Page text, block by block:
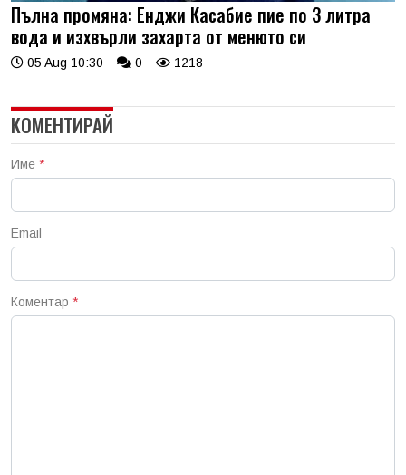
Пълна промяна: Енджи Касабие пие по 3 литра
вода и изхвърли захарта от менюто си
05 Aug 10:30 0 1218
КОМЕНТИРАЙ
Име *
Email
Коментар *